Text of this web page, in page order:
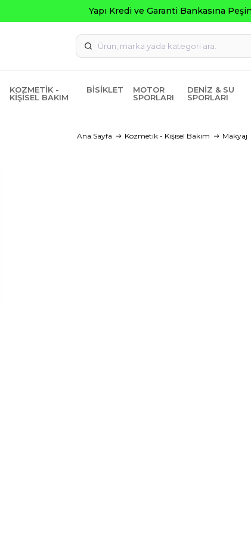
KOZMETIK -
KIŞISEL BAKIM
BISIKLET
MOTOR
SPORLARI
DENIZ & SU
SPORLARI
Ana Sayfa Kozmetik - Kişisel Bakım Makyaj